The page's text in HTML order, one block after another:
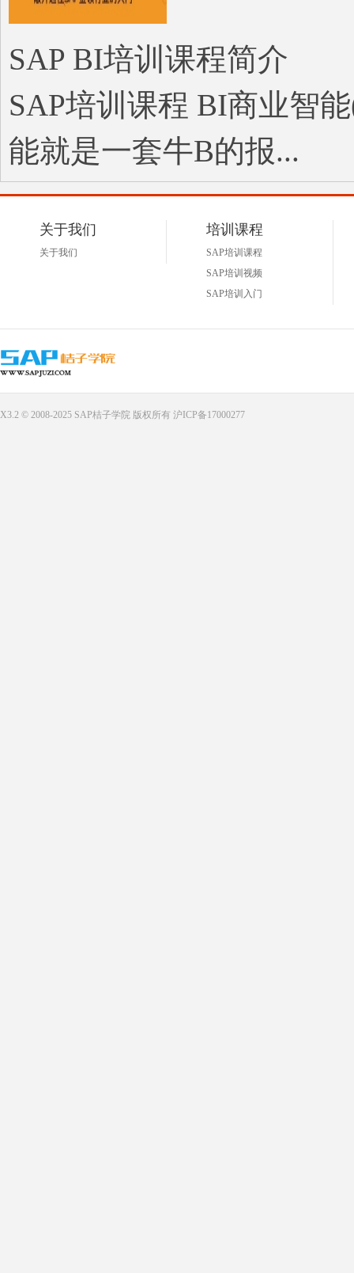
SAP BI培训课程简介
SAP培训课程 BI商业智
能就是一套牛B的报...
关于我们
关于我们
培训课程
SAP培训课程
SAP培训视频
SAP培训入门
X3.2 © 2008-2025 SAP桔子学院 版权所有 沪ICP备17000277